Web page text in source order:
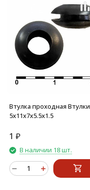
Втулка проходная Втулки
5х11х7х5.5х1.5
1 ₽
В наличии 18 шт.